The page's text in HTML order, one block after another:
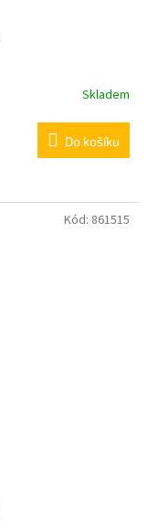
Skladem
Do košíku
Kód: 861515